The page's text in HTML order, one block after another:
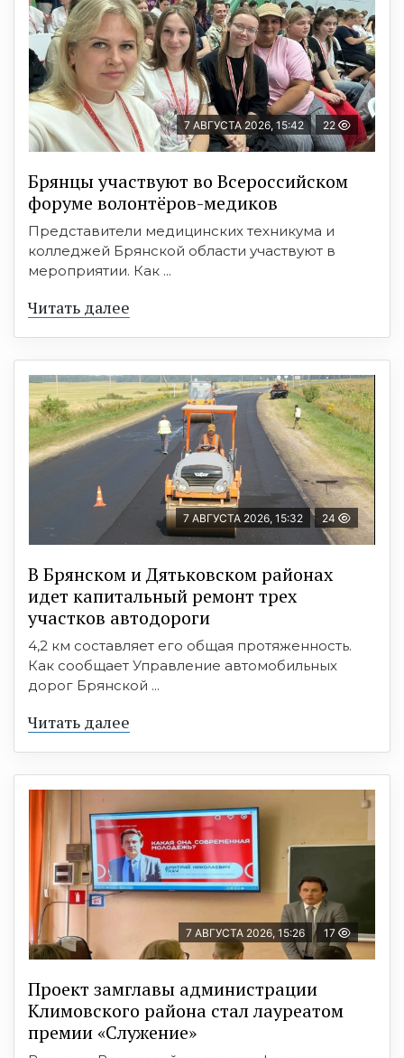
7 АВГУСТА 2026, 15:42 22
Брянцы участвуют во Всероссийском
форуме волонтёров-медиков
Представители медицинских техникума и
колледжей Брянской области участвуют в
мероприятии. Как ...
Читать далее
7 АВГУСТА 2026, 15:32 24
В Брянском и Дятьковском районах
идет капитальный ремонт трех
участков автодороги
4,2 км составляет его общая протяженность.
Как сообщает Управление автомобильных
дорог Брянской ...
Читать далее
7 АВГУСТА 2026, 15:26 17
Проект замглавы администрации
Климовского района стал лауреатом
премии «Служение»